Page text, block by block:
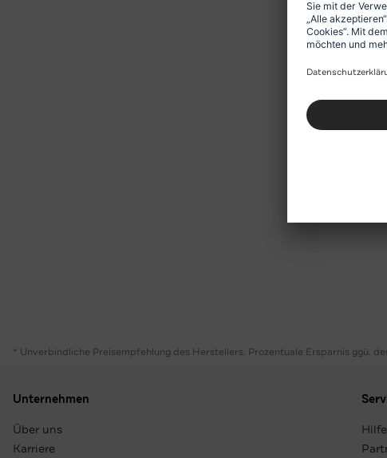
* Unverbindliche Preisempfehlung des Herstellers. Prozentuale Ersparnis ggü.
Unternehmen
Über uns
Karriere